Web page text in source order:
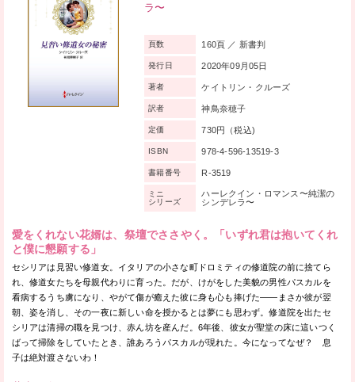
ラ〜
愛をくれない花婿は、祭壇でささやく。「いずれ君は抱いてくれ
と僕に懇願する」
セシリアは見習い修道女。イタリアの小さな町ドロミティの修道院の前に捨てら
れ、修道女たちを母親代わりに育った。だが、けがをした美貌の男性パスカルを
看病するうち虜になり、やがて傷が癒えた彼に身も心も捧げた——まさか彼が翌
朝、姿を消し、その一夜に新しい命を授かるとは夢にも思わず。修道院を出たセ
シリアは清掃の職を見つけ、赤ん坊を産んだ。6年後、彼女が聖堂の床に這いつく
ばって掃除をしていたとき、誰あろうパスカルが現れた。今になってなぜ？ 息
子は絶対渡さないわ！
頁数 160頁 ／ 新書判
発行日 2020年09月05日
著者 ケイトリン・クルーズ
訳者 神鳥奈穂子
定価 730円（税込)
ISBN 978-4-596-13519-3
書籍番号 R-3519
ミニ
シリーズ
ハーレクイン・ロマンス〜純潔の
シンデレラ〜